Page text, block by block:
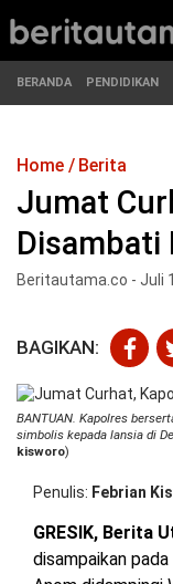
MASUK
BERANDA
AGRARIA
DAERAH
PEMERINTAHAN
PENDIDIKAN
EKONOMI
OLAHRAGA
PENDIDIKAN
BERANDA PENDIDIKAN
Home Berita
Jumat
Disambati
Beritautama.co - Juli
BAGIKAN:
BANTUAN. Kapolres
simbolis kepada lansia di
kisworo)
Penulis Febrian
GRESIK, Berita
disampaikan